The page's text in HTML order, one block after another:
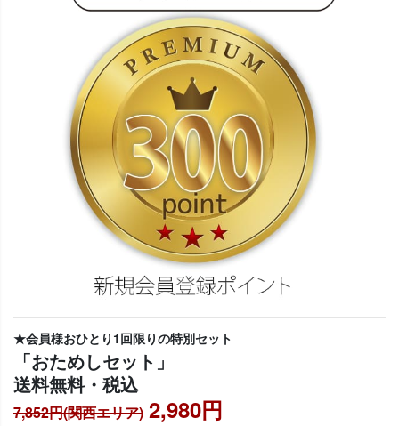
★会員様おひとり1回限りの特別セット
「おためしセット」
送料無料・税込
7,852円(関西エリア) 2,980円